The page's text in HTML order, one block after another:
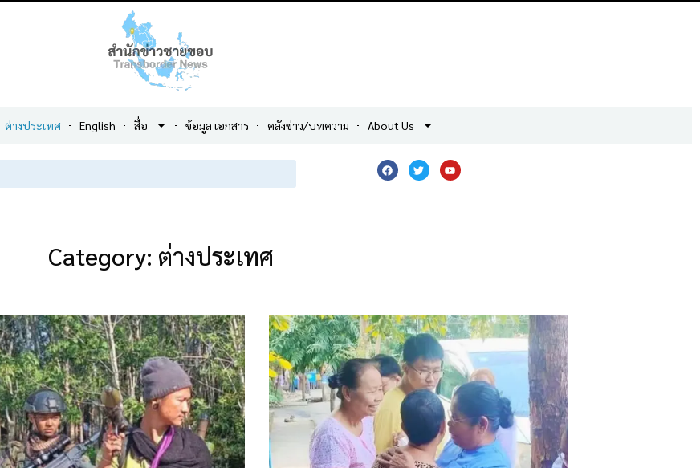
ต่างประเทศ English สื่อ ข้อมูล เอกสาร คลังข่าว/บทความ About Us
Category: ต่างประเทศ